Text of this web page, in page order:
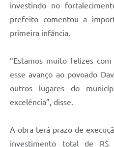
investindo no
prefeito comentou a
primeira infância.
“Estamos muito felizes
esse avanço ao povoado
outros lugares do
excelência”, disse.
A obra terá prazo de
investimento total de R$